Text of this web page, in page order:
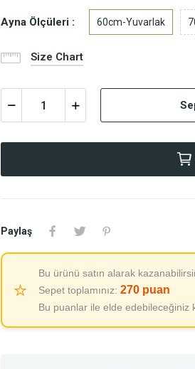
Ayna Ölçüleri : 60cm-Yuvarlak
Size Chart
Paylaş
⭐
Bu ürünü satın alarak
Sepet toplamınız: 270 puan
Bu puanlar ile elde edebileceğiniz